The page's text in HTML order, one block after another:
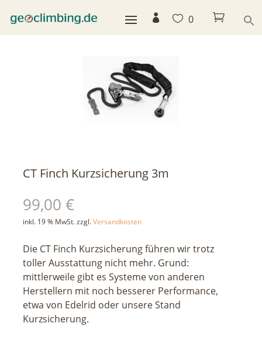
  0 
< zurück
CT Finch Kurzsicherung 3m
99,00 €
inkl. 19 % MwSt. zzgl.Versandkosten
Die CT Finch Kurzsicherung führen wir trotz
toller Ausstattung nicht mehr. Grund:
mittlerweile gibt es Systeme von anderen
Herstellern mit noch besserer Performance,
etwa von Edelrid oder unsere Stand
Kurzsicherung.